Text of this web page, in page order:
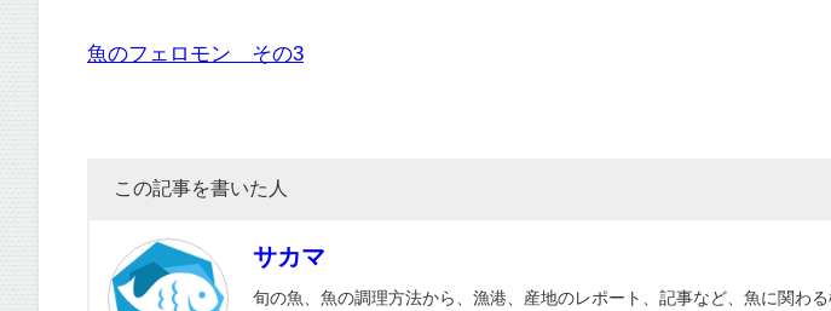
魚のフェロモン その3
この記事を書いた人
サカマ
旬の魚、魚の調理方法から、漁港、産地のレポート、記事など、魚に関わ